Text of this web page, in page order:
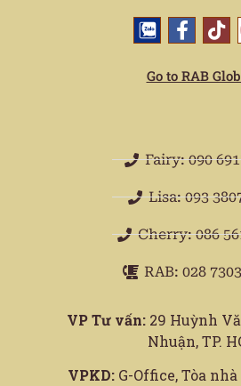
Go to RAB
Fairy: 090
Lisa: 093
Cherry: 086
RAB: 028
VP Tư vấn: 29 Huỳnh
Nhuận, TP.
VPKD:G-Office, Tòa